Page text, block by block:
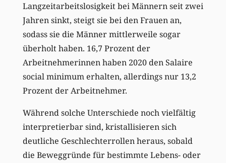
Langzeitarbeitslosigkeit bei Männern seit zwei
Jahren sinkt, steigt sie bei den Frauen an,
sodass sie die Männer mittlerweile sogar
überholt haben. 16,7 Prozent der
Arbeitnehmerinnen haben 2020 den Salaire
social minimum erhalten, allerdings nur 13,2
Prozent der Arbeitnehmer.
Während solche Unterschiede noch vielfältig
interpretierbar sind, kristallisieren sich
deutliche Geschlechterrollen heraus, sobald
die Beweggründe für bestimmte Lebens- oder